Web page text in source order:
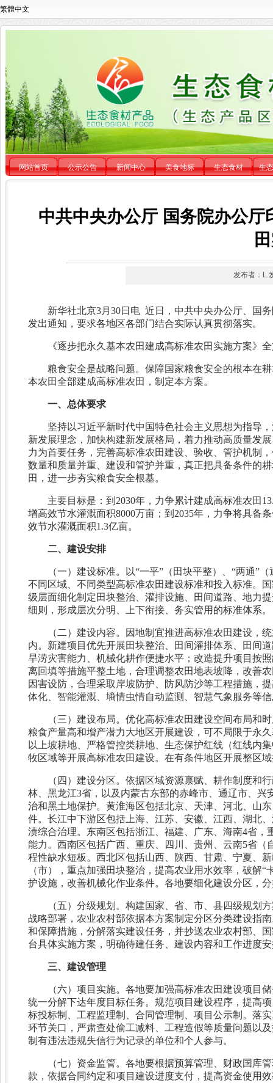
繁體中文
网站首页 公示公告 新闻中心 美食地标 生态食材 生
中共中央办公厅 国务院办公
发布者：L
新华社北京3月30日电 近日，中共中央办公厅、国
发出通知，要求各地区各部门结合实际认真贯彻落实。
《逐步把永久基本农田建成高标准农田实施方案》
粮食安全是战略问题。保障国家粮食安全的根本在
本农田全部建成高标准农田，制定本方案。
一、总体要求
坚持以习近平新时代中国特色社会主义思想为指导
新发展理念，加快构建新发展格局，着力推动高质量发
力为首要任务，完善高标准农田建设、验收、管护机制
数量和质量并重、建设和管护并重，真正把具备条件的
田，进一步夯实粮食安全根基。
主要目标是：到2030年，力争累计建成高标准农田
增高效节水灌溉面积8000万亩；到2035年，力争将具备
效节水灌溉面积1.3亿亩。
二、建设安排
（一）建设标准。以“一平”（田块平整）、“两通”
不同区域、不同类型高标准农田建设标准和投入标准。
级层面细化制定田块整治、灌排设施、田间道路、地力
细则，形成层次分明、上下衔接、务实管用的标准体系。
（二）建设内容。因地制宜推进高标准农田建设，
内。新建项目优先开展田块整治、田间灌排体系、田间
旱涝灾害能力、机械化耕作便捷水平；改造提升项目按
离回填等措施平整土地，合理调整农田地表坡降，改善
因害设防，合理采取岸坡防护、防风防沙等工程措施，
体化、智能灌溉、墒情虫情自动监测、智慧气象服务等
（三）建设布局。优化高标准农田建设空间布局和
粮食产量高和增产潜力大地区开展建设，可不局限于永
以上坡耕地、严格管控类耕地、生态保护红线（红线内
牧区域等开展高标准农田建设。在有条件地区开展整区
（四）建设分区。依据区域资源禀赋、耕作制度和
林、黑龙江3省，以及内蒙古东部的赤峰市、通辽市、
治和黑土地保护。黄淮海区包括北京、天津、河北、山
件。长江中下游区包括上海、江苏、安徽、江西、湖北
渍综合治理。东南区包括浙江、福建、广东、海南4省
能力。西南区包括广西、重庆、四川、贵州、云南5省
程性缺水短板。西北区包括山西、陕西、甘肃、宁夏、
（市），重点加强田块整治，提高农业用水效率，破解
护设施，改善机械化作业条件。各地要细化建设分区，
（五）分级规划。构建国家、省、市、县四级规划
战略部署，农业农村部依据本方案制定分区分类建设指
和保障措施，分解落实建设任务，并抄送农业农村部、
台具体实施方案，明确待建任务、建设内容和工作进度
三、建设管理
（六）项目实施。各地要加强高标准农田建设项目
统一分解下达年度目标任务。规范项目建设程序，提高
标投标制、工程监理制、合同管理制、项目公示制。落
环节关口，严肃查处偷工减料、工程造假等质量问题以
制有违法违规失信行为记录的单位和个人参与。
（七）资金监管。各地要根据预算管理、财政国库
款，依据合同约定和项目建设进度支付，提高资金使用